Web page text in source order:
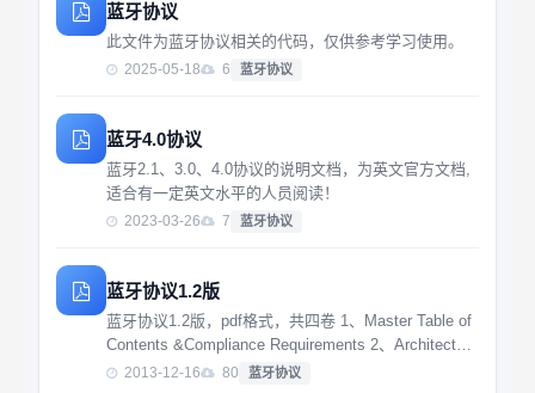
蓝牙协议
此文件为蓝牙协议相关的代码，仅供参考学习使用。
2025-05-18 6 蓝牙协议
蓝牙4.0协议
蓝牙2.1、3.0、4.0协议的说明文档，为英文官方文档,
适合有一定英文水平的人员阅读！
2023-03-26 7 蓝牙协议
蓝牙协议1.2版
蓝牙协议1.2版，pdf格式，共四卷 1、Master Table of
Contents &Compliance Requirements 2、Architecture
& Terminology Overview 3、Core S...
2013-12-16 80 蓝牙协议